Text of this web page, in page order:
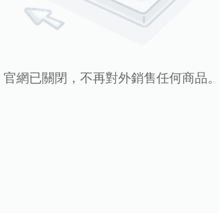
官網已關閉，不再對外銷售任何商品。